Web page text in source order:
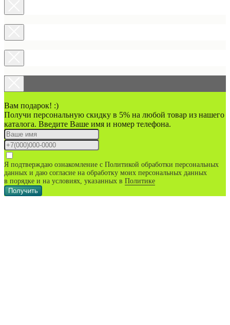
Вам подарок! :)
Получи персональную скидку в 5% на любой товар из нашего
каталога. Введите Ваше имя и номер телефона.
Я подтверждаю ознакомление с Политикой обработки персональных
данных и даю согласие на обработку моих персональных данных
в порядке и на условиях, указанных в Политике
Получить